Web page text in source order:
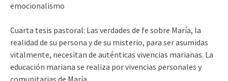
emocionalismo
Cuarta tesis pastoral: Las verdades de fe sobre María, la
realidad de su persona y de su misterio, para ser asumidas
vitalmente, necesitan de auténticas vivencias marianas. La
educación mariana se realiza por vivencias personales y
comunitarias de María.